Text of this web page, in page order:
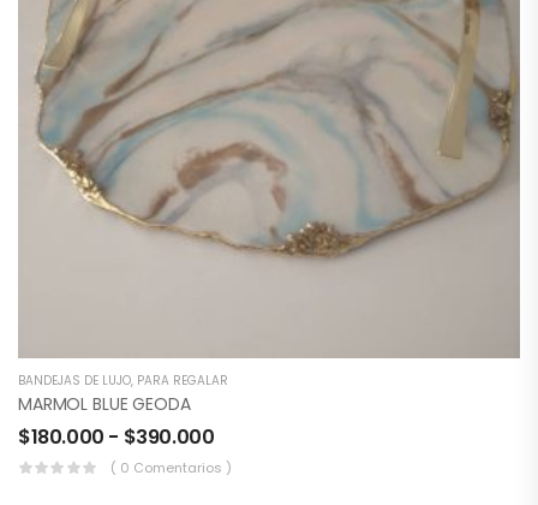
BANDEJAS DE LUJO, PARA REGALAR
MARMOL BLUE GEODA
$180.000 - $390.000
( 0 Comentarios )